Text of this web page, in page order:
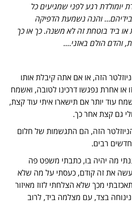
יומולדת רגע לפני שמגיעים כל
בידיהם… והנה נשמעת הדפיקה
ביד בוטחת זה לא משנה. כך או כך
והדם הולם באזני….
הזה, או אם אתה קיבלת אותו
או אחרת נפגשו דרכינו לטובה, ואשמח
עוד יותר אם תישארו איתי עוד קצת,
גם קצת אחר כך.
הזה, הם התגשמות של חלום
רבים.
מה יהיה בו, כתבתי משפט פה
את זה קודם, כעסתי על מה שלא
מכך שלא הצלחתי לזוז מאיזור
בצד, עם מצלמה ביד, לרוב